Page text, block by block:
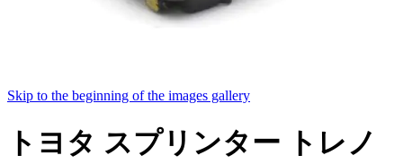
Skip to the beginning of the images gallery
トヨタ スプリンター トレノ